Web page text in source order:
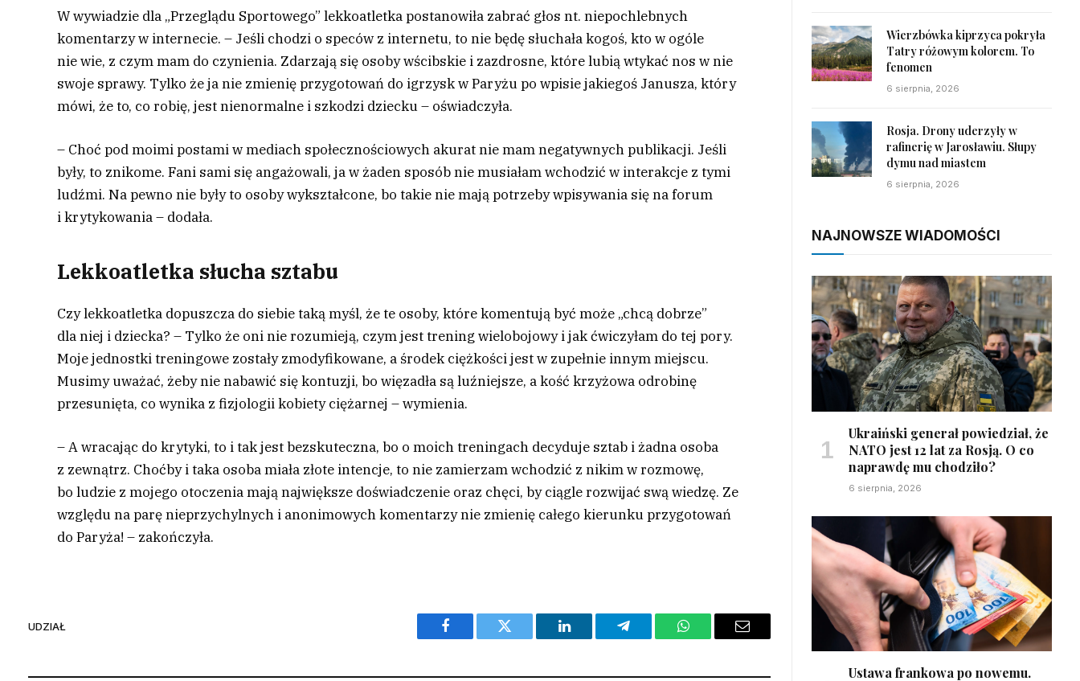
W wywiadzie dla „Przeglądu Sportowego” lekkoatletka postanowiła zabrać głos nt. niepochlebnych
komentarzy w internecie. – Jeśli chodzi o speców z internetu, to nie będę słuchała kogoś, kto w ogóle
nie wie, z czym mam do czynienia. Zdarzają się osoby wścibskie i zazdrosne, które lubią wtykać nos w nie
swoje sprawy. Tylko że ja nie zmienię przygotowań do igrzysk w Paryżu po wpisie jakiegoś Janusza, który
mówi, że to, co robię, jest nienormalne i szkodzi dziecku – oświadczyła.
– Choć pod moimi postami w mediach społecznościowych akurat nie mam negatywnych publikacji. Jeśli
były, to znikome. Fani sami się angażowali, ja w żaden sposób nie musiałam wchodzić w interakcje z tymi
ludźmi. Na pewno nie były to osoby wykształcone, bo takie nie mają potrzeby wpisywania się na forum
i krytykowania – dodała.
Lekkoatletka słucha sztabu
Czy lekkoatletka dopuszcza do siebie taką myśl, że te osoby, które komentują być może „chcą dobrze”
dla niej i dziecka? – Tylko że oni nie rozumieją, czym jest trening wielobojowy i jak ćwiczyłam do tej pory.
Moje jednostki treningowe zostały zmodyfikowane, a środek ciężkości jest w zupełnie innym miejscu.
Musimy uważać, żeby nie nabawić się kontuzji, bo więzadła są luźniejsze, a kość krzyżowa odrobinę
przesunięta, co wynika z fizjologii kobiety ciężarnej – wymienia.
– A wracając do krytyki, to i tak jest bezskuteczna, bo o moich treningach decyduje sztab i żadna osoba
z zewnątrz. Choćby i taka osoba miała złote intencje, to nie zamierzam wchodzić z nikim w rozmowę,
bo ludzie z mojego otoczenia mają największe doświadczenie oraz chęci, by ciągle rozwijać swą wiedzę. Ze
względu na parę nieprzychylnych i anonimowych komentarzy nie zmienię całego kierunku przygotowań
do Paryża! – zakończyła.
UDZIAŁ
Facebook Twitter LinkedIn Telegram WhatsAppEmail
Wierzbówka kiprzyca pokryła
Tatry różowym kolorem. To
fenomen
6 sierpnia, 2026
Rosja. Drony uderzyły w
rafinerię w Jarosławiu. Słupy
dymu nad miastem
6 sierpnia, 2026
NAJNOWSZE WIADOMOŚCI
Ukraiński generał powiedział, że
NATO jest 12 lat za Rosją. O co
naprawdę mu chodziło?
6 sierpnia, 2026
Ustawa frankowa po nowemu.